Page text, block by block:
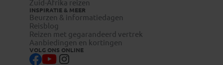
Zuid-Afrika reizen
INSPIRATIE & MEER
Beurzen & informatiedagen
Reisblog
Reizen met gegarandeerd vertrek
Aanbiedingen en kortingen
VOLG ONS ONLINE